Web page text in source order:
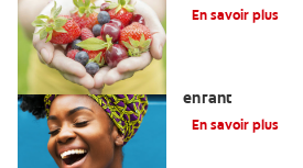
En savoir plus
enfant
En savoir plus